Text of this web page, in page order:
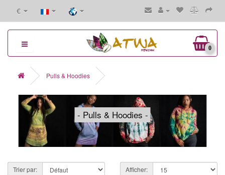
€
0
Pulls & Hoodies
- Pulls & Hoodies -
Trier par: Afficher: